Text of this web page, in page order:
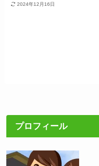
2024年12月16日
プロフィール